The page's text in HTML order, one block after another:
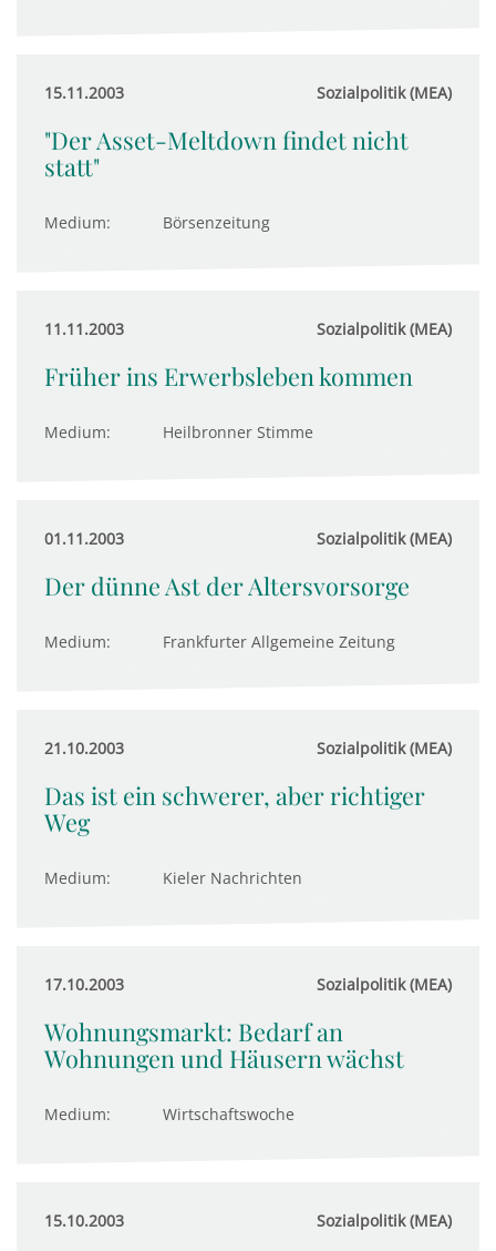
15.11.2003 Sozialpolitik (MEA)
"Der Asset-Meltdown findet nicht
statt"
Medium: Börsenzeitung
11.11.2003 Sozialpolitik (MEA)
Früher ins Erwerbsleben kommen
Medium: Heilbronner Stimme
01.11.2003 Sozialpolitik (MEA)
Der dünne Ast der Altersvorsorge
Medium: Frankfurter Allgemeine Zeitung
21.10.2003 Sozialpolitik (MEA)
Das ist ein schwerer, aber richtiger
Weg
Medium: Kieler Nachrichten
17.10.2003 Sozialpolitik (MEA)
Wohnungsmarkt: Bedarf an
Wohnungen und Häusern wächst
Medium: Wirtschaftswoche
15.10.2003 Sozialpolitik (MEA)